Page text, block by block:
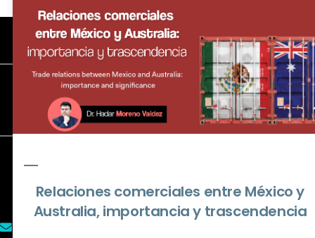
Relaciones comerciales entre México y
Australia, importancia y trascendencia
TLC Magazine México
El ADN del Comercio Exterior y
Aduanas